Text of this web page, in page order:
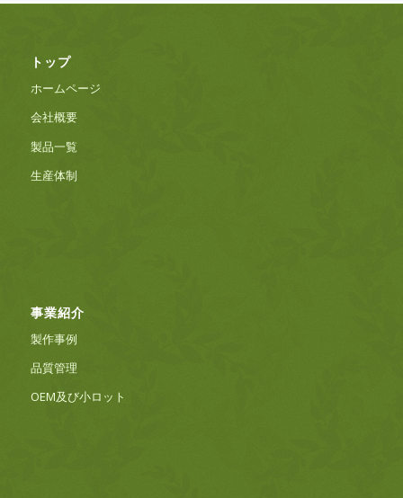
トップ
ホームページ
会社概要
製品一覧
生産体制
事業紹介
製作事例
品質管理
OEM及び小ロット